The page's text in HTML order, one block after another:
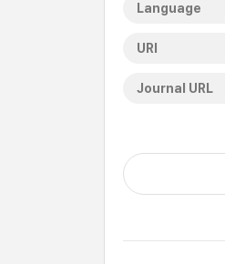
Language
URI
Journal URL